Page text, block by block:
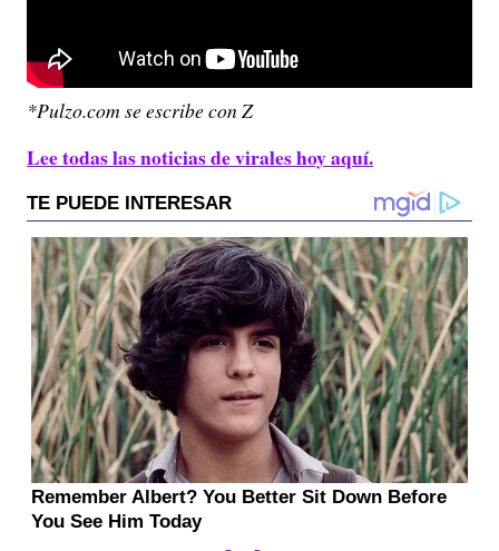
*Pulzo.com se escribe con Z
Lee todas las noticias de virales hoy aquí.